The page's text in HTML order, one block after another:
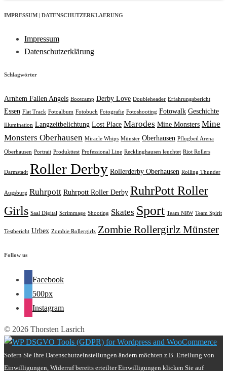
IMPRESSUM | DATENSCHUTZERKLAERUNG
Impressum
Datenschutzerklärung
Schlagwörter
Arnhem Fallen Angels Bootcamp Derby Love Doubleheader Erfahrungsbericht
Essen Flat Track Fotoalbum Fotobuch Fotografie Fotoshooting Fotowalk Geschichte
Illumination Langzeitbelichtung Lost Place Marodes Mine Monsters Mine
Monsters Oberhausen Miracle Whips Münster Oberhausen Pflugbeil Arena
Oberhausen Portrait Produkttest Professional Line Recklinghausen leuchtet Riot Rollers
Darmstadt Roller Derby Rollerderby Oberhausen Rolling Thunder
Augsburg Ruhrpott Ruhrpott Roller Derby RuhrPott Roller
Girls Saal Digital Scrimmage Shooting Skates Sport Team NRW Team Spirit
Testbericht Urbex Zombie Rollergirlz Zombie Rollergirlz Münster
Follow us
Facebook
500px
Instagram
© 2026 Thorsten Lasrich
Sofern Sie Ihre Datenschutzeinstellungen ändern möchten z.B. Erteilung von
Einwilligungen, Widerruf bereits erteilter Einwilligungen klicken Sie auf